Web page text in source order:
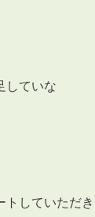
していな
トしていただき